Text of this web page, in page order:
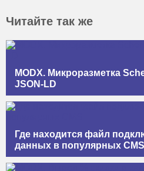
Читайте так же
MODX. Микроразметка
JSON-LD
Где находится файл
данных в популярных CMS